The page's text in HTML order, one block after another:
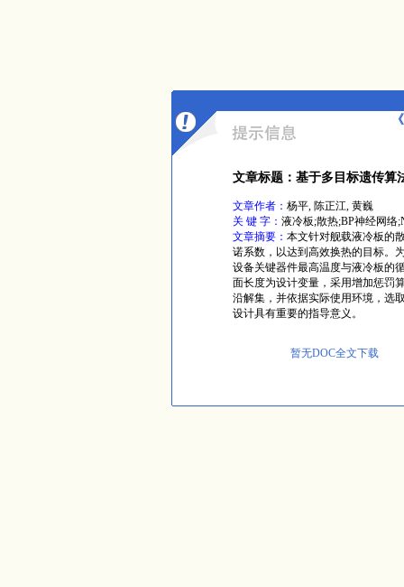
文章标题：基于多目标遗传算
文章作者： 杨平, 陈正江, 黄巍
关 键 字： 液冷板;散热;BP神经网络
文章摘要： 本文针对舰载液冷板的
诺系数，以达到高效换热的目标。
设备关键器件最高温度与液冷板的
面长度为设计变量，采用增加惩罚
沿解集，并依据实际使用环境，选
设计具有重要的指导意义。
暂无DOC全文下载